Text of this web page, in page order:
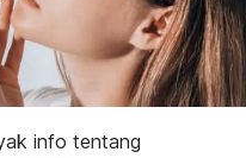
info tentang